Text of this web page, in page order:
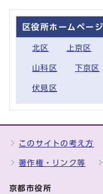
区役所ホームページ
北区 上京区
山科区 下京区
伏見区
このサイトの考え方
著作権・リンク等
京都市役所